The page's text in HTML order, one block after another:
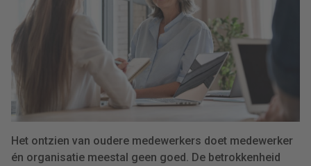
Het ontzien van oudere medewerkers doet medewerker
én organisatie meestal geen goed. De betrokkenheid